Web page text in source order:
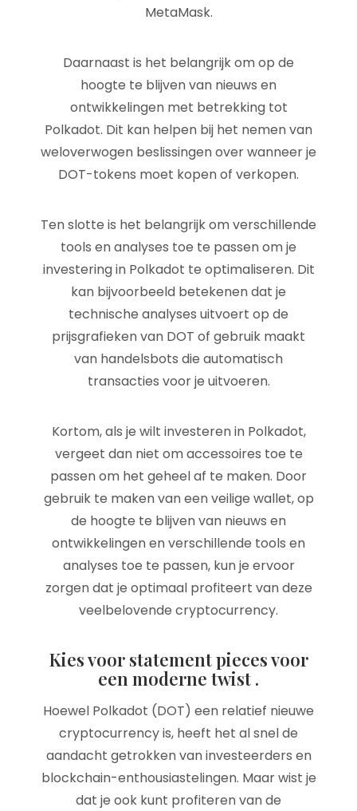
MetaMask.
Daarnaast is het belangrijk om op de
hoogte te blijven van nieuws en
ontwikkelingen met betrekking tot
Polkadot. Dit kan helpen bij het nemen van
weloverwogen beslissingen over wanneer je
DOT-tokens moet kopen of verkopen.
Ten slotte is het belangrijk om verschillende
tools en analyses toe te passen om je
investering in Polkadot te optimaliseren. Dit
kan bijvoorbeeld betekenen dat je
technische analyses uitvoert op de
prijsgrafieken van DOT of gebruik maakt
van handelsbots die automatisch
transacties voor je uitvoeren.
Kortom, als je wilt investeren in Polkadot,
vergeet dan niet om accessoires toe te
passen om het geheel af te maken. Door
gebruik te maken van een veilige wallet, op
de hoogte te blijven van nieuws en
ontwikkelingen en verschillende tools en
analyses toe te passen, kun je ervoor
zorgen dat je optimaal profiteert van deze
veelbelovende cryptocurrency.
Kies voor statement pieces voor
een moderne twist .
Hoewel Polkadot (DOT) een relatief nieuwe
cryptocurrency is, heeft het al snel de
aandacht getrokken van investeerders en
blockchain-enthousiastelingen. Maar wist je
dat je ook kunt profiteren van de